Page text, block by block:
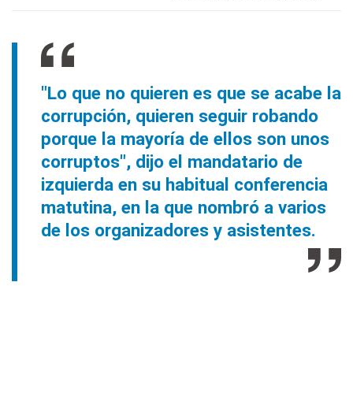
"Lo que no quieren es que se acabe la
corrupción, quieren seguir robando
porque la mayoría de ellos son unos
corruptos", dijo el mandatario de
izquierda en su habitual conferencia
matutina, en la que nombró a varios
de los organizadores y asistentes.